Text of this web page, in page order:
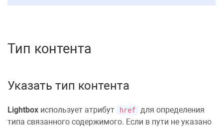
Тип контента
Указать тип контента
Lightbox использует атрибут href
для определения
типа связанного содержимого. Если в пути не указано